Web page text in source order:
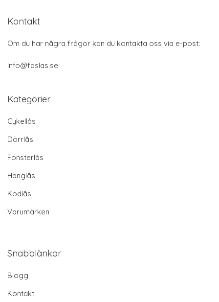
Kontakt
Om du har några frågor kan du kontakta oss via e-post:
info@faslas.se
Kategorier
Cykellås
Dörrlås
Fönsterlås
Hänglås
Kodlås
Varumärken
Snabblänkar
Blogg
Kontakt